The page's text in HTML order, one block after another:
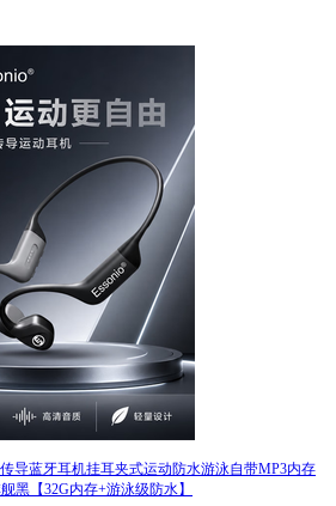
导蓝牙耳机挂耳夹式运动防水游泳自带MP3内存
黑【32G内存+游泳级防水】